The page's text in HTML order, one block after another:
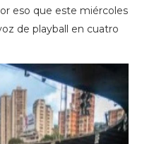
eso que este miércoles
de playball en cuatro